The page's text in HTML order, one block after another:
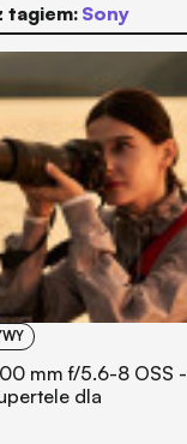
tagiem: Sony
mm f/5.6-8 OSS -
dla